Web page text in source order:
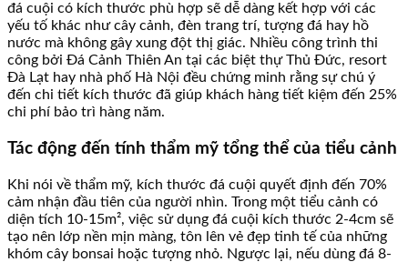
đá cuội có kích thước phù hợp sẽ dễ dàng kết hợp với các
yếu tố khác như cây cảnh, đèn trang trí, tượng đá hay hồ
nước mà không gây xung đột thị giác. Nhiều công trình thi
công bởi Đá Cảnh Thiên An tại các biệt thự Thủ Đức, resort
Đà Lạt hay nhà phố Hà Nội đều chứng minh rằng sự chú ý
đến chi tiết kích thước đã giúp khách hàng tiết kiệm đến 25%
chi phí bảo trì hàng năm.
Tác động đến tính thẩm mỹ tổng thể của tiểu cảnh
Khi nói về thẩm mỹ, kích thước đá cuội quyết định đến 70%
cảm nhận đầu tiên của người nhìn. Trong một tiểu cảnh có
diện tích 10-15m², việc sử dụng đá cuội kích thước 2-4cm sẽ
tạo nên lớp nền mịn màng, tôn lên vẻ đẹp tinh tế của những
khóm cây bonsai hoặc tượng nhỏ. Ngược lại, nếu dùng đá 8-